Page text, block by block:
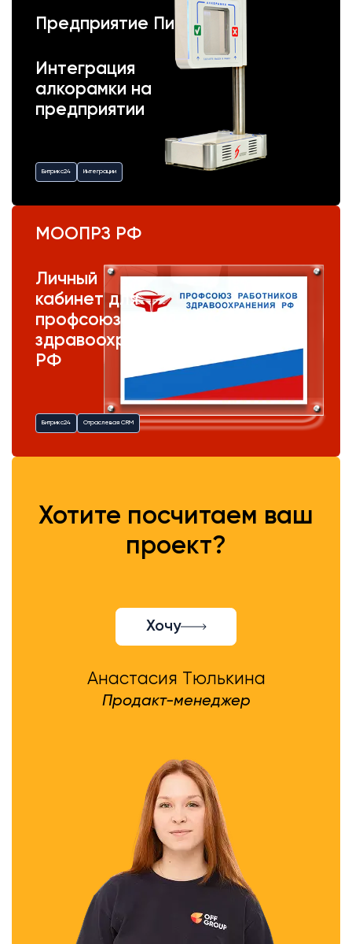
Предприятие Пик
Интеграция
алкорамки на
предприятии
Битрикс24 Интеграции
МООПРЗ РФ
Личный
кабинет для
профсоюза
здравоохранения
РФ
Битрикс24 Отраслевая CRM
Хотите посчитаем ваш
проект?
Хочу
Анастасия Тюлькина
Продакт-менеджер